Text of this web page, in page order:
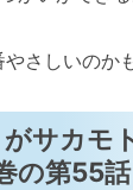
さしいのか
サカモ
の第55話